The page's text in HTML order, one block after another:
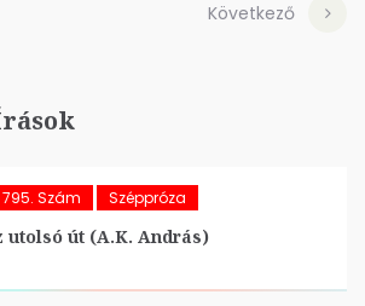
Következő
795. Szám Széppróza
utolsó út (A.K. András)